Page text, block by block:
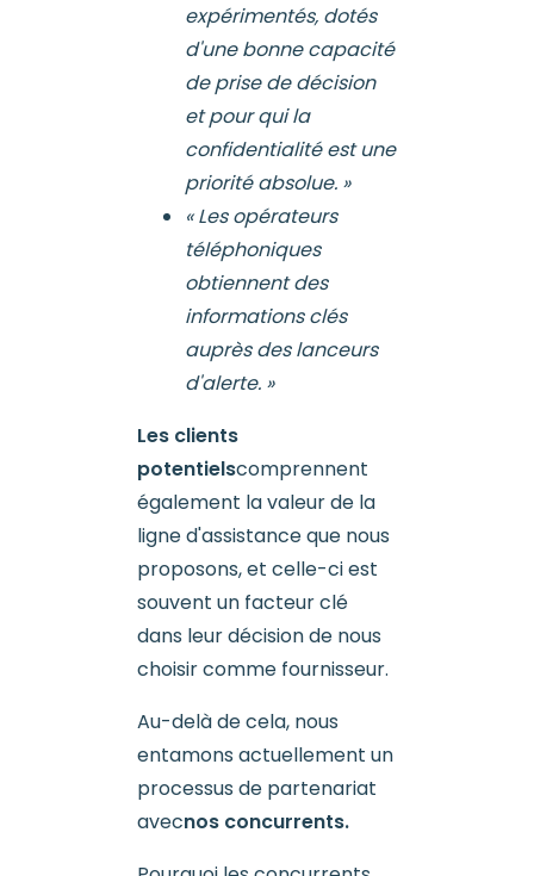
expérimentés, dotés
d'une bonne capacité
de prise de décision
et pour qui la
confidentialité est une
priorité absolue. »
« Les opérateurs
téléphoniques
obtiennent des
informations clés
auprès des lanceurs
d'alerte. »
Les clients
potentielscomprennent
également la valeur de la
ligne d'assistance que nous
proposons, et celle-ci est
souvent un facteur clé
dans leur décision de nous
choisir comme fournisseur.
Au-delà de cela, nous
entamons actuellement un
processus de partenariat
avecnos concurrents.